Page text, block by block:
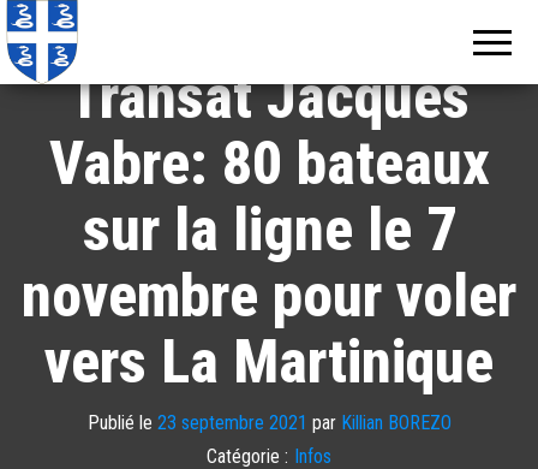
Transat Jacques
Vabre: 80 bateaux
sur la ligne le 7
novembre pour voler
vers La Martinique
Publié le 23 septembre 2021 par Killian BOREZO
Catégorie : Infos